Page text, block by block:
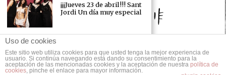
© 2014 Todos los derechos reservados.
Uso de cookies
Este sitio web utiliza cookies para que usted tenga la mejor experiencia de
usuario. Si continúa navegando está dando su consentimiento para la
aceptación de las mencionadas cookies y la aceptación de nuestra política de
cookies, pinche el enlace para mayor información.
¡¡¡Jueves 23 de abril!!! Sant
Jordi Un día muy especial
F/E/A/ y CASPARY
ii 11 años no se celebran
todos los días!! Así